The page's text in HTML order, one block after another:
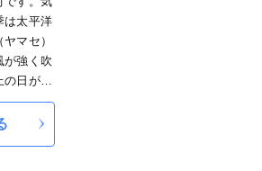
は太平洋
マセ）
が強く吹
日が多
峡に囲